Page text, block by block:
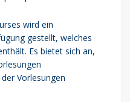
wird ein
gestellt, welches
Es bietet sich an,
Vorlesungen